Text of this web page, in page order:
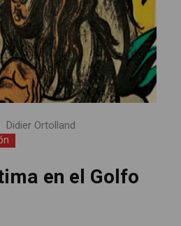
Didier Ortolland
en el Golfo